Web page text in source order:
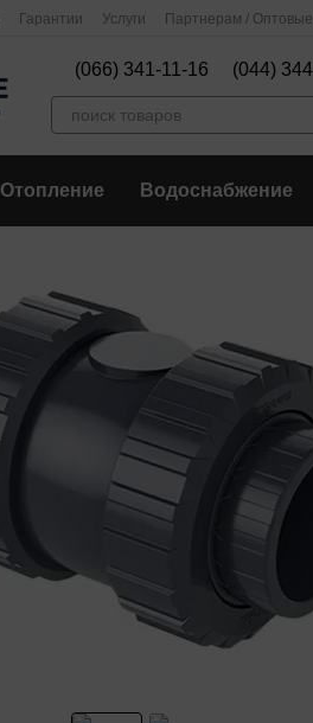
Гарантии Услуги Партнерам /
(066) 341-11-16 (044)
Отопление Водоснабжение